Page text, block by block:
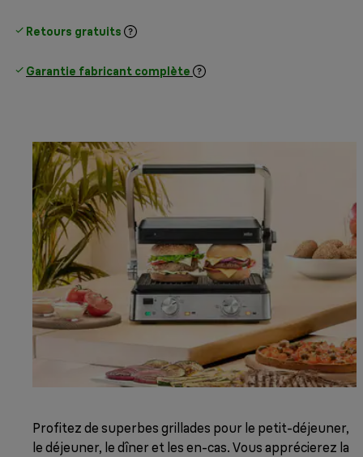
Retours gratuits
Garantie fabricant complète
Profitez de superbes grillades pour le petit-déjeuner,
le déjeuner, le dîner et les en-cas. Vous apprécierez la